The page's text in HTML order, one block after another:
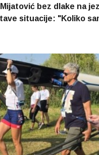
Mijatović bez dlake na
situacije: "Koliko